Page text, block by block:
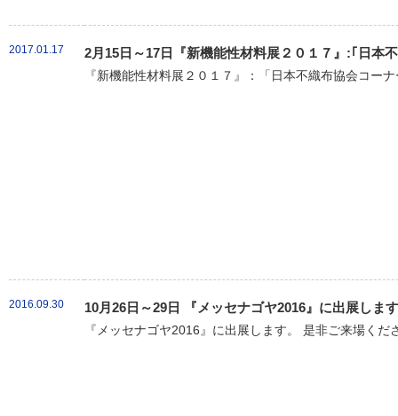
2017.01.17 2月15日～17日『新機能性材料展２０１７』:｢日本
『新機能性材料展２０１７』：「日本不織布協会コー
2016.09.30 10月26日～29日 『メッセナゴヤ2016』に出展します
『メッセナゴヤ2016』に出展します。 是非ご来場